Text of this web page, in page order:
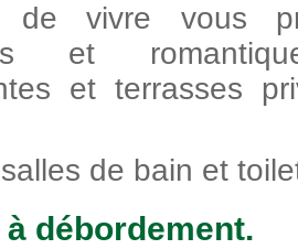
de vivre vous
et
et terrasses
de bain et
débordement.